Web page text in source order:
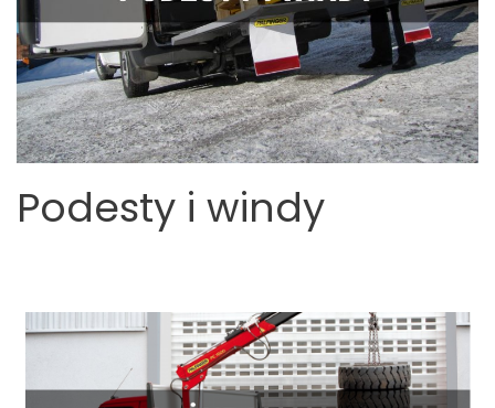
Podesty i windy